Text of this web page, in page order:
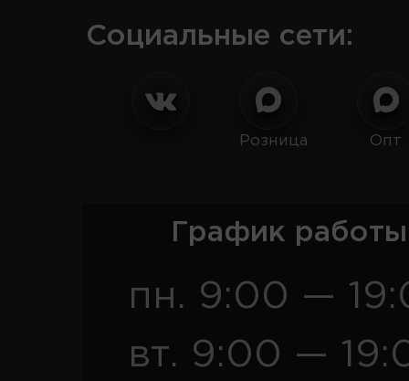
Социальные сети:
Розница Опт
График
пн. 9:00 —
вт. 9:00 —